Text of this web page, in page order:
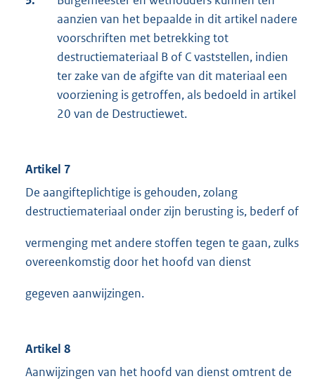
aanzien van het bepaalde in dit artikel nadere
voorschriften met betrekking tot
destructiemateriaal B of C vaststellen, indien
ter zake van de afgifte van dit materiaal een
voorziening is getroffen, als bedoeld in artikel
20 van de Destructiewet.
Artikel 7
De aangifteplichtige is gehouden, zolang
destructiemateriaal onder zijn berusting is, bederf of
vermenging met andere stoffen tegen te gaan, zulks
overeenkomstig door het hoofd van dienst
gegeven aanwijzingen.
Artikel 8
Aanwijzingen van het hoofd van dienst omtrent de